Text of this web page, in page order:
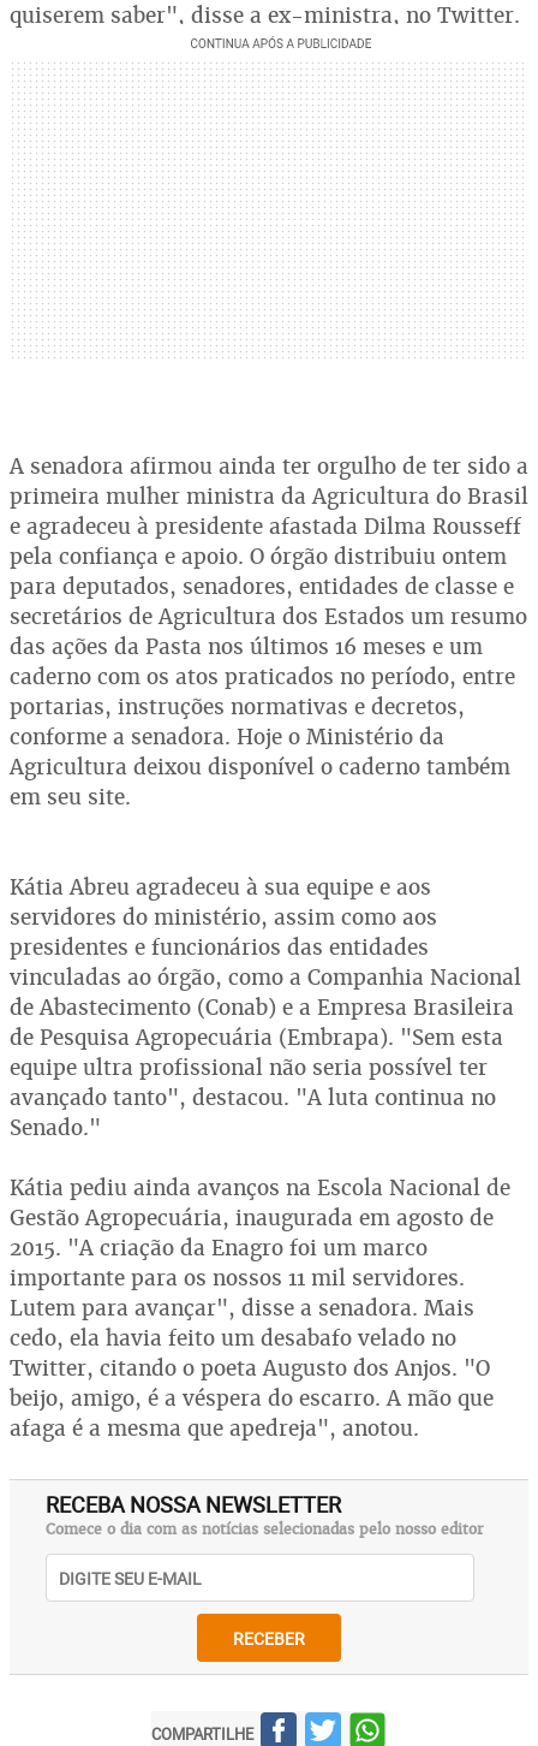
quiserem saber", disse a ex-ministra, no Twitter.
A senadora afirmou ainda ter orgulho de ter sido a
primeira mulher ministra da Agricultura do Brasil
e agradeceu à presidente afastada Dilma Rousseff
pela confiança e apoio. O órgão distribuiu ontem
para deputados, senadores, entidades de classe e
secretários de Agricultura dos Estados um resumo
das ações da Pasta nos últimos 16 meses e um
caderno com os atos praticados no período, entre
portarias, instruções normativas e decretos,
conforme a senadora. Hoje o Ministério da
Agricultura deixou disponível o caderno também
em seu site.
Kátia Abreu agradeceu à sua equipe e aos
servidores do ministério, assim como aos
presidentes e funcionários das entidades
vinculadas ao órgão, como a Companhia Nacional
de Abastecimento (Conab) e a Empresa Brasileira
de Pesquisa Agropecuária (Embrapa). "Sem esta
equipe ultra profissional não seria possível ter
avançado tanto", destacou. "A luta continua no
Senado."
Kátia pediu ainda avanços na Escola Nacional de
Gestão Agropecuária, inaugurada em agosto de
2015. "A criação da Enagro foi um marco
importante para os nossos 11 mil servidores.
Lutem para avançar", disse a senadora. Mais
cedo, ela havia feito um desabafo velado no
Twitter, citando o poeta Augusto dos Anjos. "O
beijo, amigo, é a véspera do escarro. A mão que
afaga é a mesma que apedreja", anotou.
RECEBA NOSSA NEWSLETTER
Comece o dia com as notícias selecionadas pelo nosso editor
RECEBER
COMPARTILHE